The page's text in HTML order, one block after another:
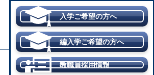
入学ご希望の方へ
編入学ご希望の方へ
教職員採用情報